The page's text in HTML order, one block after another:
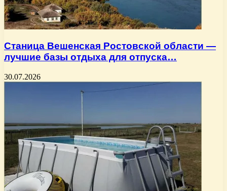
Станица Вешенская Ростовской области —
лучшие базы отдыха для отпуска…
30.07.2026